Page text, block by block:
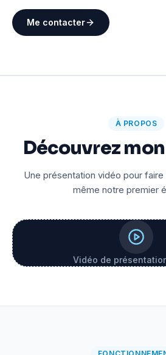
Me contacter
À PROPOS
Découvrez
Une présentation vidéo pour
même notre premier
Vidéo de